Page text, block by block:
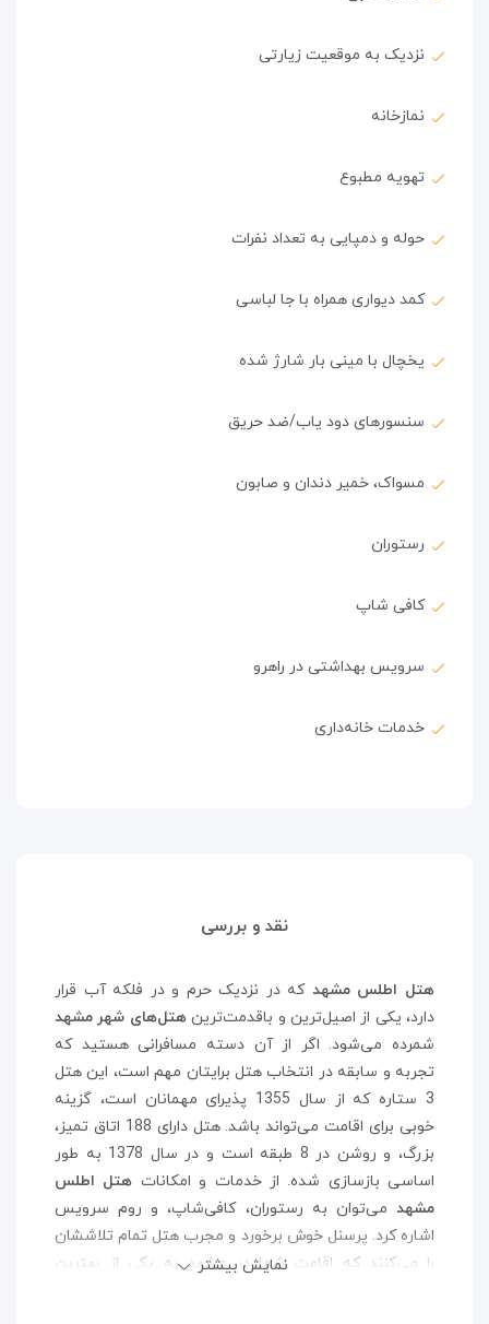
نزدیک به موقعیت زیارتی
نمازخانه
تهویه مطبوع
حوله و دمپایی به تعداد نفرات
کمد دیواری همراه با جا لباسی
یخچال با مینی بار شارژ شده
سنسورهای دود یاب/ضد حریق
مسواک، خمیر دندان و صابون
رستوران
کافی شاپ
سرویس بهداشتی در راهرو
خدمات خانه‌داری
نقد و بررسی
هتل اطلس مشهدکه در نزدیک حرم و در فلکه آب قرار
دارد، یکی از اصیل‌ترین و باقدمت‌ترینهتل‌های شهر مشهد
شمرده می‌شود. اگر از آن دسته مسافرانی هستید که
تجربه و سابقه در انتخاب هتل برایتان مهم است، این هتل
3 ستاره که از سال 1355 پذیرای مهمانان است، گزینه
خوبی برای اقامت می‌تواند باشد. هتل دارای 188 اتاق تمیز،
بزرگ، و روشن در 8 طبقه است و در سال 1378 به طور
اساسی بازسازی شده. از خدمات و امکانات هتل اطلس
مشهد می‌توان به رستوران، کافی‌شاپ، و روم سرویس
اشاره کرد. پرسنل خوش برخورد و مجرب هتل تمام تلاششان
را می‌کنند که اقامت شما در مشهد به یکی از بهترین
نمایش بیشتر